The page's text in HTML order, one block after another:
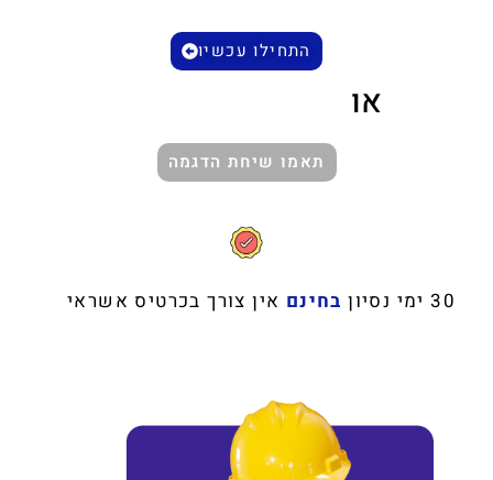
התחילו עכשיו
או
תאמו שיחת הדגמה
30 ימי נסיון בחינם אין צורך בכרטיס אשראי